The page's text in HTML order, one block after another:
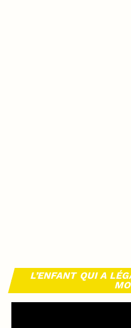
L’ENFANT QUI A